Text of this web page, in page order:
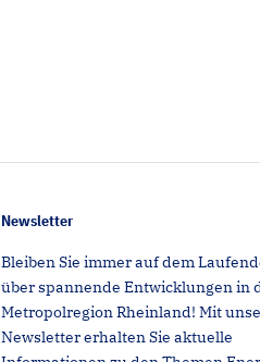
Newsletter
Bleiben Sie immer auf dem
über spannende Entwicklungen in
Metropolregion Rheinland! Mit
Newsletter erhalten Sie aktuelle